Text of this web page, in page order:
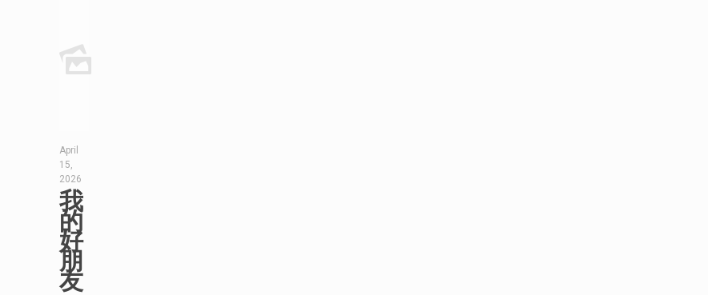
April
15,
2026
我
的
好
朋
友